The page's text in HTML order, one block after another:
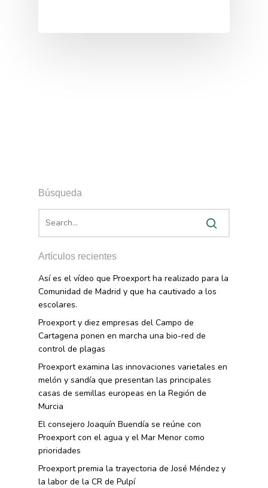
Búsqueda
Artículos recientes
Así es el vídeo que Proexport ha realizado para la
Comunidad de Madrid y que ha cautivado a los
escolares.
Proexport y diez empresas del Campo de
Cartagena ponen en marcha una bio-red de
control de plagas
Proexport examina las innovaciones varietales en
melón y sandía que presentan las principales
casas de semillas europeas en la Región de
Murcia
El consejero Joaquín Buendía se reúne con
Proexport con el agua y el Mar Menor como
prioridades
Proexport premia la trayectoria de José Méndez y
la labor de la CR de Pulpí